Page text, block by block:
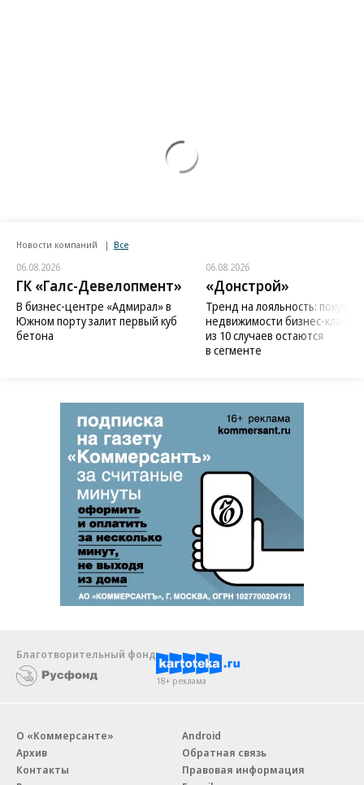
Новости компаний Все
06.08.2026
ГК «Галс-Девелопмент»
В бизнес-центре «Адмирал» в
Южном порту залит первый куб
бетона
06.08.2026
«Донстрой»
Тренд на лояльность:
недвижимости бизнес-класса
из 10 случаев остаются
в сегменте
Благотворительный фонд
18+ реклама
О «Коммерсанте»
Архив
Контакты
Android
Обратная связь
Правовая информация